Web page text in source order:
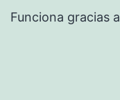
Funciona gracias a